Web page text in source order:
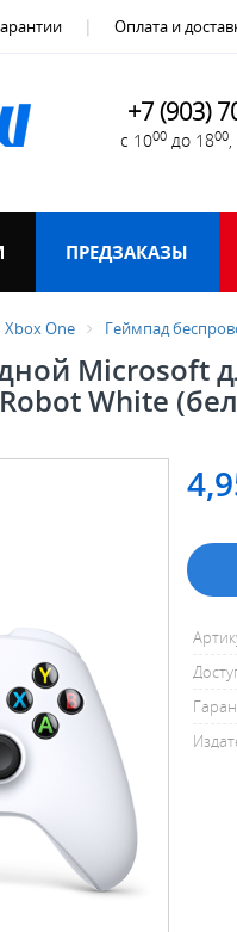
Оплата и
+7 (903)
с 1000 до 1800
ПРЕДЗАКАЗЫ
Xbox One Геймпад
Microsoft
White